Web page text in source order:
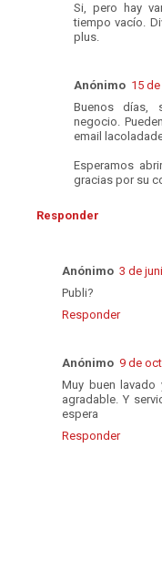
Si, pero hay
tiempo vacío.
plus.
Anónimo 15
Buenos días,
negocio.
email
Esperamos
gracias por su
Responder
Anónimo 3 de
Publi?
Responder
Anónimo 9 de
Muy buen
agradable. Y
espera
Responder